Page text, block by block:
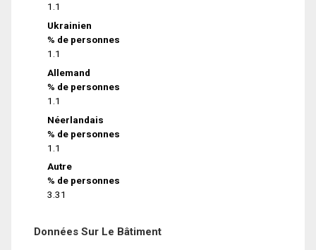
1.1
Ukrainien
% de personnes
1.1
Allemand
% de personnes
1.1
Néerlandais
% de personnes
1.1
Autre
% de personnes
3.31
Données Sur Le Bâtiment